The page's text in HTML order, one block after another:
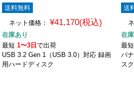
送料無料
ネット価格：
¥41,170(税込)
在庫あり
最短 1〜3日 で出荷
USB 3.2 Gen 1（USB 3.0）対応 録画
用ハードディスク
送
在
最
パ
ス